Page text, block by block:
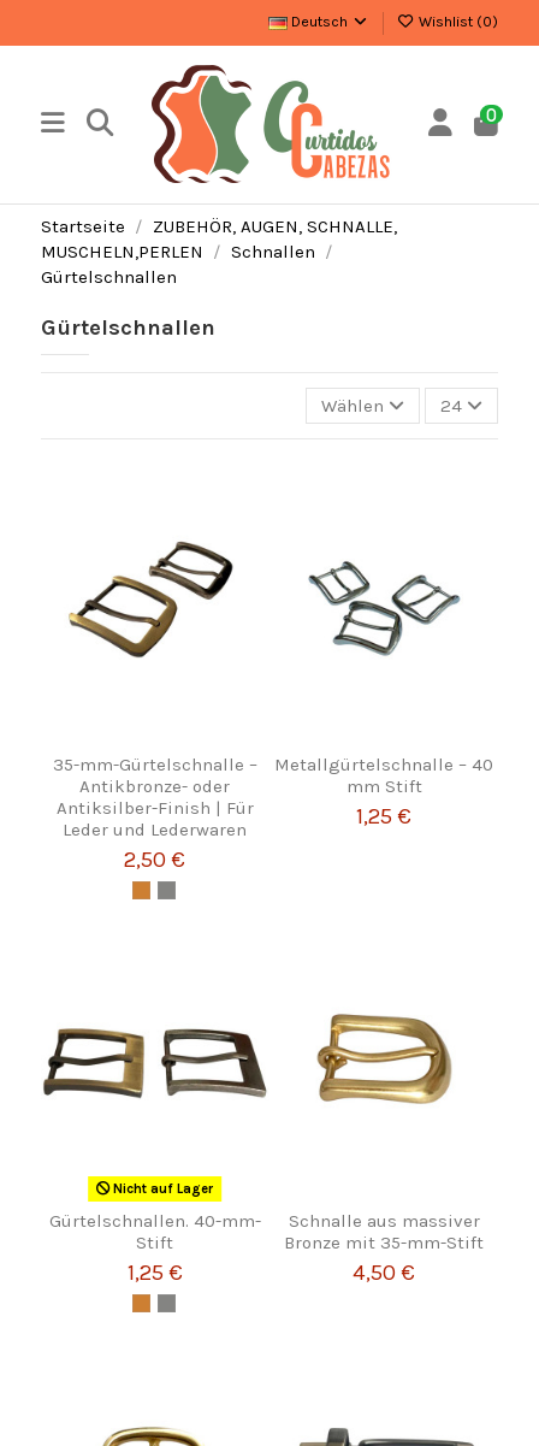
Deutsch Wishlist (0)
0
Startseite
ZUBEHÖR, AUGEN, SCHNALLE,
MUSCHELN,PERLEN
Schnallen
Gürtelschnallen
Gürtelschnallen
Wählen 24
35-mm-Gürtelschnalle –
Antikbronze- oder
Antiksilber-Finish | Für
Leder und Lederwaren
2,50 €
Metallgürtelschnalle – 40
mm Stift
1,25 €
Nicht auf Lager
Gürtelschnallen. 40-mm-
Stift
1,25 €
Schnalle aus massiver
Bronze mit 35-mm-Stift
4,50 €